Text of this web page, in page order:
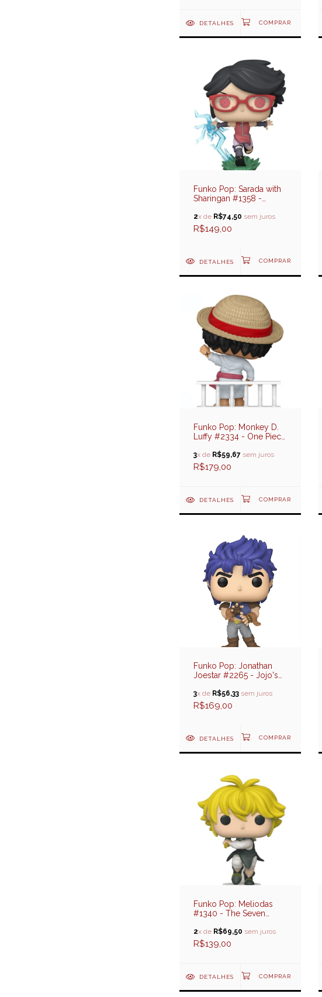
DETALHES
Funko Pop: Sarada with
Sharingan #1358 -
Generations
2x de R$74,50 sem juros
R$149,00
DETALHES
Funko Pop: Monkey D.
Luffy #2334 - One Piece
3x de R$59,67 sem juros
R$179,00
DETALHES
Funko Pop: Jonathan
Joestar #2265 - Jojo's
3x de R$56,33 sem juros
R$169,00
DETALHES
Funko Pop: Meliodas
#1340 - The Seven
Pecadados Capitais)
2x de R$69,50 sem juros
R$139,00
DETALHES